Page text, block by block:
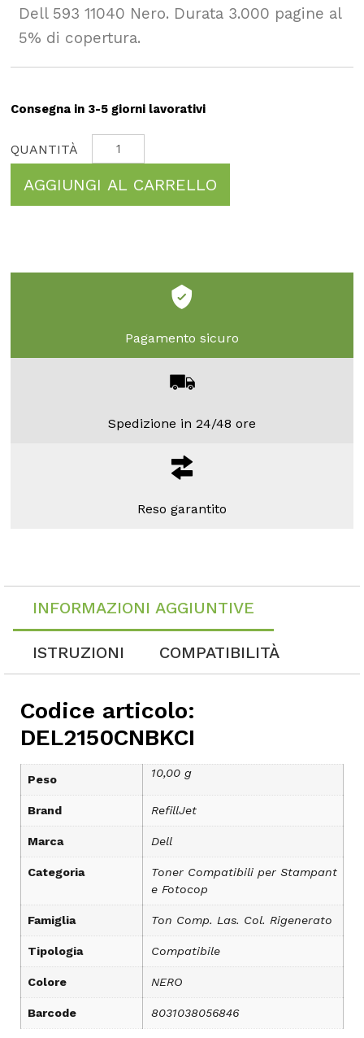
Dell 593 11040 Nero. Durata 3.000 pagine al
5% di copertura.
Consegna in 3-5 giorni lavorativi
AGGIUNGI AL CARRELLO
Pagamento sicuro
Spedizione in 24/48 ore
Reso garantito
INFORMAZIONI AGGIUNTIVE
ISTRUZIONI COMPATIBILITÀ
Codice articolo:
DEL2150CNBKCI
Peso 10,00 g
Brand RefillJet
Marca Dell
Categoria
Toner Compatibili per Stampant
e Fotocop
Famiglia Ton Comp. Las. Col. Rigenerato
Tipologia Compatibile
Colore NERO
Barcode 8031038056846